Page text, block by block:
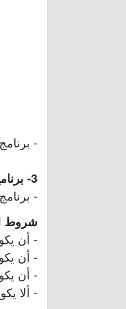
-
3- برنامج الشهادة (مدة 4 أشهر) - الباحة:
-
شروط
- أن
- أن يكون
- أن
- ألا